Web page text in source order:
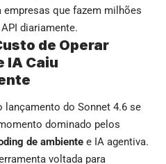
empresas que fazem milhões
diariamente.
de Operar
IA Caiu
lançamento do Sonnet 4.6 se
dominado pelos
de ambiente e IA agentiva.
voltada para